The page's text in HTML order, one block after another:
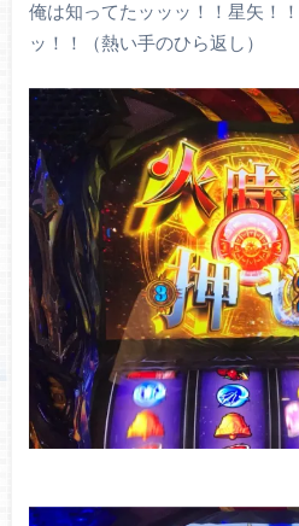
俺は知ってたッッッ！！星矢！
ッ！！（熱い手のひら返し）